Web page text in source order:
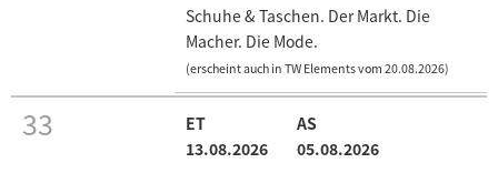
Schuhe & Taschen. Der Markt. Die
Macher. Die Mode.
(erscheint auch in TW Elements vom 20.08.2026)
33
13.08.2026
05.08.2026